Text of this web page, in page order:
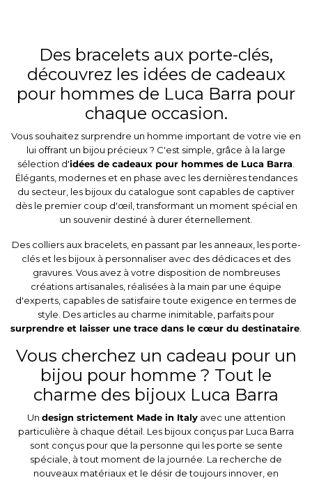
Des bracelets aux porte-clés,
découvrez les idées de cadeaux
pour hommes de Luca Barra pour
chaque occasion.
Vous souhaitez surprendre un homme important de votre vie en
lui offrant un bijou précieux ? C'est simple, grâce à la large
sélection d'idées de cadeaux pour hommes de Luca Barra
Élégants, modernes et en phase avec les dernières tendances
du secteur, les bijoux du catalogue sont capables de captiver
dès le premier coup d'œil, transformant un moment spécial en
un souvenir destiné à durer éternellement.
Des colliers aux bracelets, en passant par les anneaux, les porte-
clés et les bijoux à personnaliser avec des dédicaces et des
gravures. Vous avez à votre disposition de nombreuses
créations artisanales, réalisées à la main par une équipe
d'experts, capables de satisfaire toute exigence en termes de
style. Des articles au charme inimitable, parfaits pour
surprendre et laisser une trace dans le cœur du destinataire
Vous cherchez un cadeau pour un
bijou pour homme ? Tout le
charme des bijoux Luca Barra
Un design strictement Made in Italyavec une attention
particulière à chaque détail. Les bijoux conçus par Luca Barra
sont conçus pour que la personne qui les porte se sente
spéciale, à tout moment de la journée. La recherche de
nouveaux matériaux et le désir de toujours innover, en